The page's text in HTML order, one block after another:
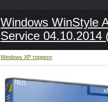
Windows WinStyle
Service 04.10.2014
Windows XP торрент